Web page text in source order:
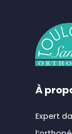
À
Expert